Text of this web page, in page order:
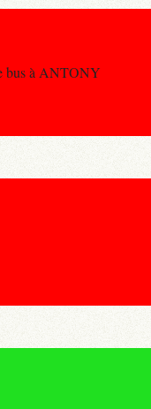
bus à ANTONY